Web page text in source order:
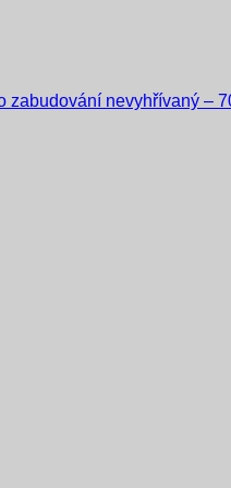
zabudování nevyhřívaný –